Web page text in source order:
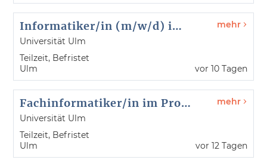
Informatiker/in (m/w/d) im Projekt E-Prüfungen - kiz - Referenz-Nr. 26118
Universität Ulm
Teilzeit, Befristet
Ulm
mehr
vor 10 Tagen
Fachinformatiker/in im Projekt E-Prüfungen (m/w/d) - kiz - Referenz-Nr. 26117
Universität Ulm
Teilzeit, Befristet
Ulm
mehr
vor 12 Tagen